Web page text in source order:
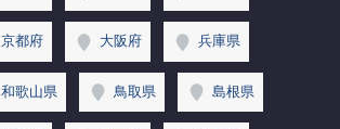
京都府 大阪府 兵庫県
和歌山県 鳥取県 島根県